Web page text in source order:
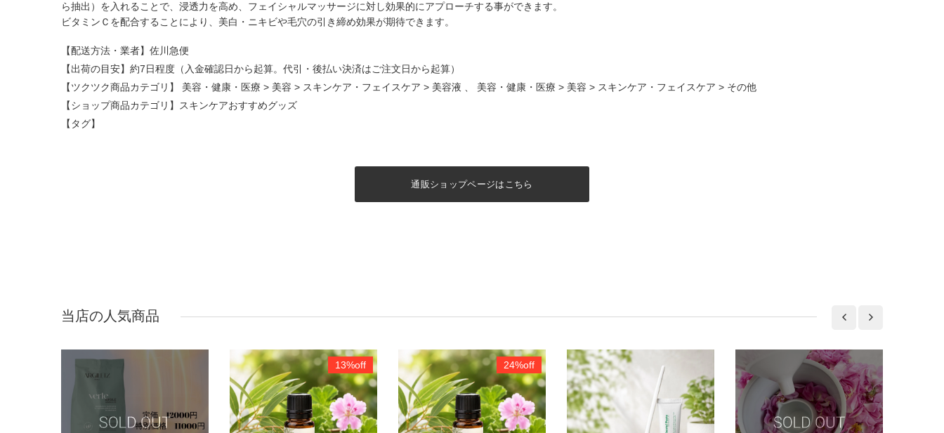
ら抽出）を入れることで、浸透力を高め、フェイシャルマッサージに対し効果的にアプローチする事ができます。
ビタミンＣを配合することにより、美白・ニキビや毛穴の引き締め効果が期待できます。
【配送方法・業者】佐川急便
【出荷の目安】約7日程度（入金確認日から起算。代引・後払い決済はご注文日から起算）
【ツクツク商品カテゴリ】 美容・健康・医療 > 美容 > スキンケア・フェイスケア > 美容液 美容・健康・医療 > 美容 > スキンケア・フェイスケア > その他
【ショップ商品カテゴリ】
スキンケアおすすめグッズ
【タグ】
通販ショップページはこちら
当店の人気商品
13%off 24%off